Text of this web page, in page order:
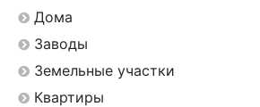
Дома
Заводы
Земельные участки
Квартиры